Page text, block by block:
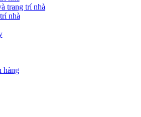
trang trí nhà
nhà
hàng